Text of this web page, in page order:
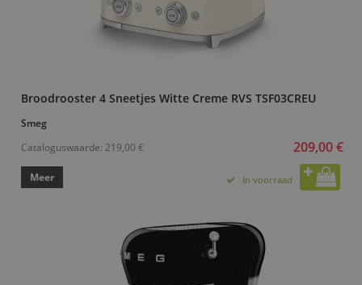
Broodrooster 4 Sneetjes Witte Creme RVS TSF03CREU
Smeg
Cataloguswaarde: 219,00 € 209,00 €
Meer In voorraad